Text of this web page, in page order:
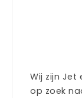
Wij zijn Jet
op zoek